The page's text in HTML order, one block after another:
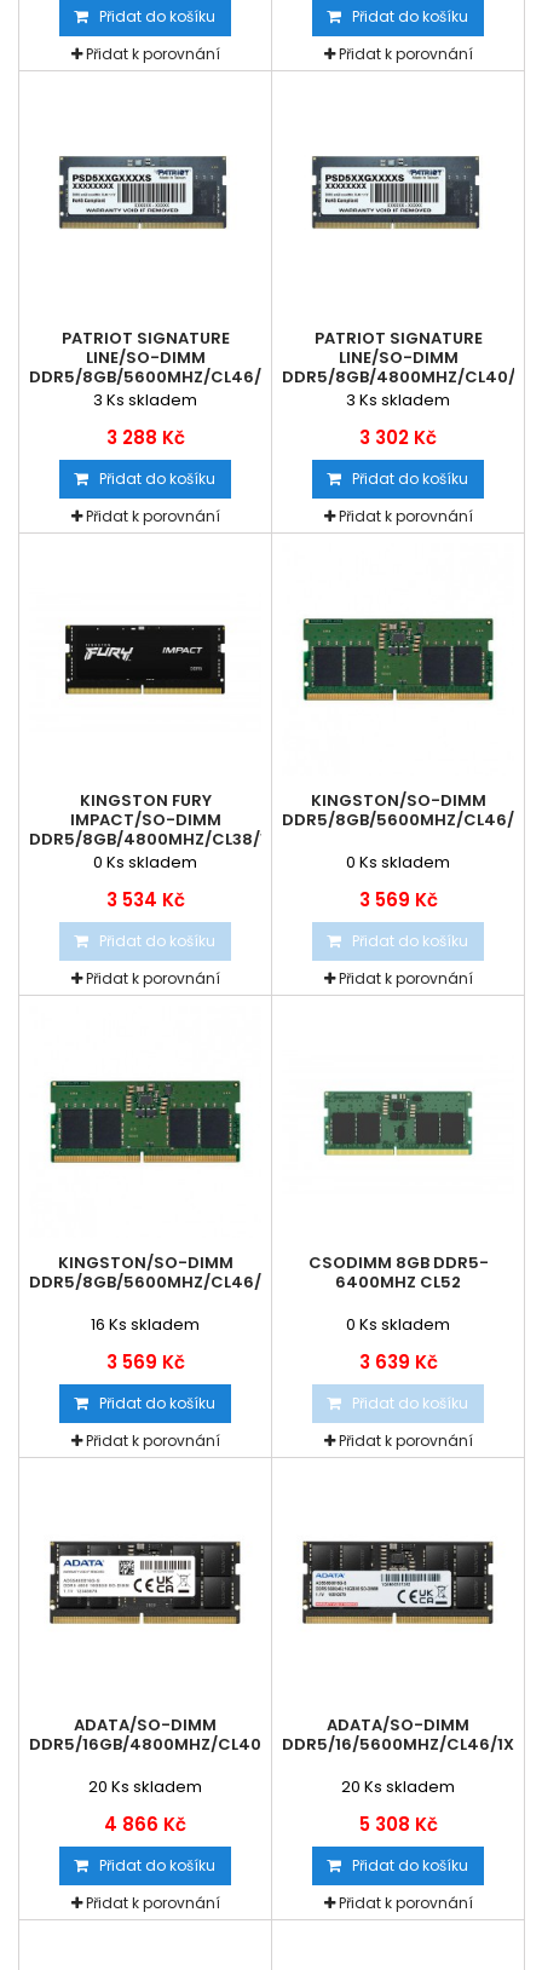
Přidat do košíku
Přidat k porovnání
Přidat do košíku
Přidat k porovnání
PATRIOT SIGNATURE
LINE/SO-DIMM
DDR5/8GB/5600MHZ/CL46/1X8GB
3 Ks skladem
3 288 Kč
Přidat do košíku
Přidat k porovnání
PATRIOT SIGNATURE
LINE/SO-DIMM
DDR5/8GB/4800MHZ/CL40/
3 Ks skladem
3 302 Kč
Přidat do košíku
Přidat k porovnání
KINGSTON FURY
IMPACT/SO-DIMM
DDR5/8GB/4800MHZ/CL38/1X8GB/BLACK
0 Ks skladem
3 534 Kč
Přidat do košíku
Přidat k porovnání
KINGSTON/SO-DIMM
DDR5/8GB/5600MHZ/CL46/
0 Ks skladem
3 569 Kč
Přidat do košíku
Přidat k porovnání
KINGSTON/SO-DIMM
DDR5/8GB/5600MHZ/CL46/1X8GB
16 Ks skladem
3 569 Kč
Přidat do košíku
Přidat k porovnání
CSODIMM 8GB DDR5-
6400MHZ CL52
0 Ks skladem
3 639 Kč
Přidat do košíku
Přidat k porovnání
ADATA/SO-DIMM
DDR5/16GB/4800MHZ/CL40/1X16GB
20 Ks skladem
4 866 Kč
Přidat do košíku
Přidat k porovnání
ADATA/SO-DIMM
DDR5/16/5600MHZ/CL46/
20 Ks skladem
5 308 Kč
Přidat do košíku
Přidat k porovnání